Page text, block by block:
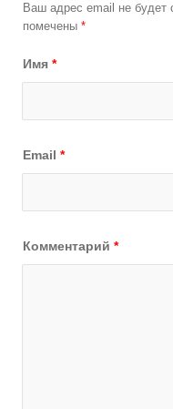
Ваш адрес email не будет
помечены *
Имя *
Email *
Комментарий *